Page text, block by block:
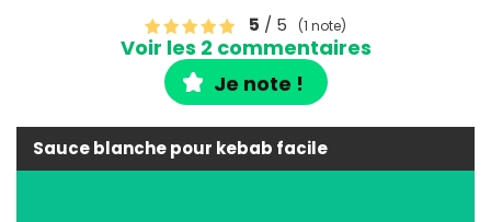
5 / 5 (1 note)
Voir les 2 commentaires
Je note !
Sauce blanche pour kebab facile